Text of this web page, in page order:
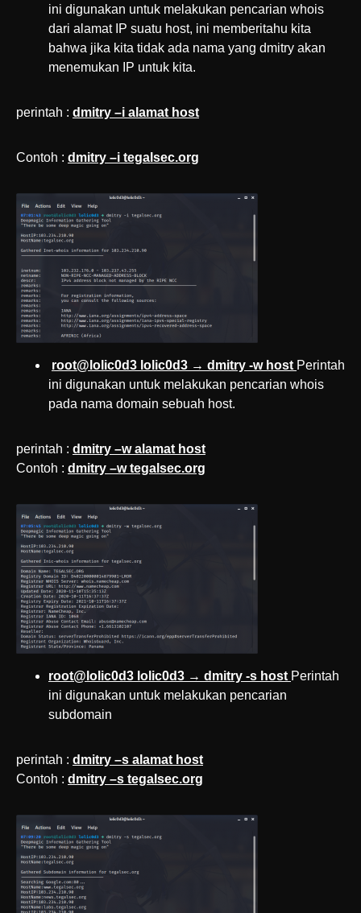
ini digunakan untuk melakukan pencarian whois
dari alamat IP suatu host, ini memberitahu kita
bahwa jika kita tidak ada nama yang dmitry akan
menemukan IP untuk kita.
perintah : dmitry –i alamat host
Contoh : dmitry –i tegalsec.org
root@lolic0d3 lolic0d3 → dmitry -w host Perintah
ini digunakan untuk melakukan pencarian whois
pada nama domain sebuah host.
perintah : dmitry –w alamat host
Contoh : dmitry –w tegalsec.org
root@lolic0d3 lolic0d3 → dmitry -s host Perintah
ini digunakan untuk melakukan pencarian
subdomain
perintah : dmitry –s alamat host
Contoh : dmitry –s tegalsec.org